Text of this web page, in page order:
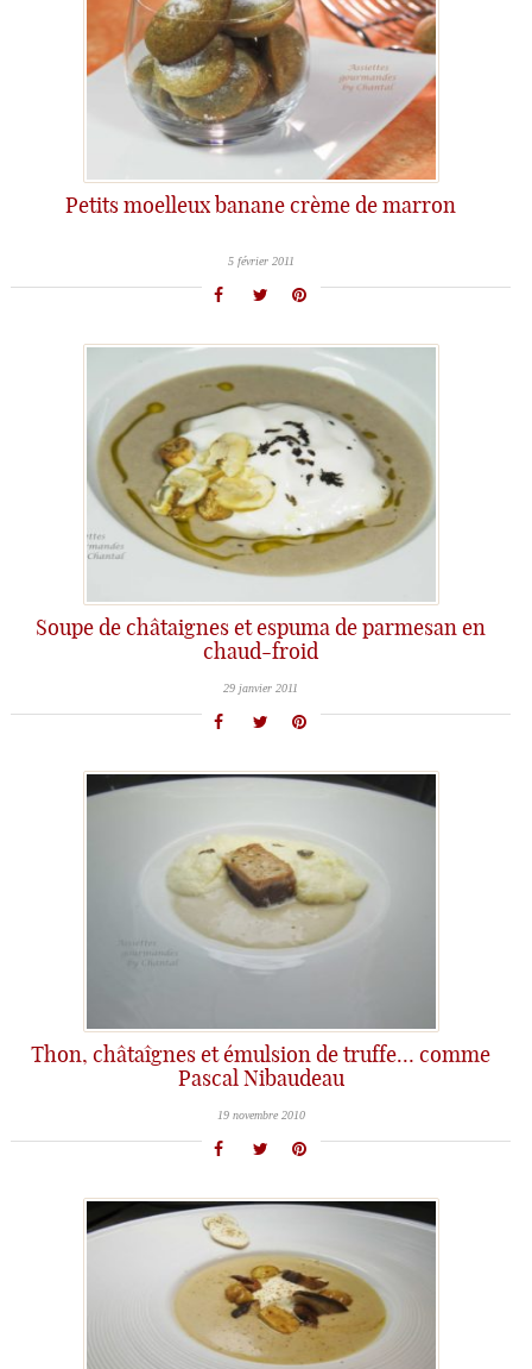
Petits moelleux banane crème de marron
5 février 2011
Soupe de châtaignes et espuma de parmesan en
chaud-froid
29 janvier 2011
Thon, châtaîgnes et émulsion de truffe… comme
Pascal Nibaudeau
19 novembre 2010